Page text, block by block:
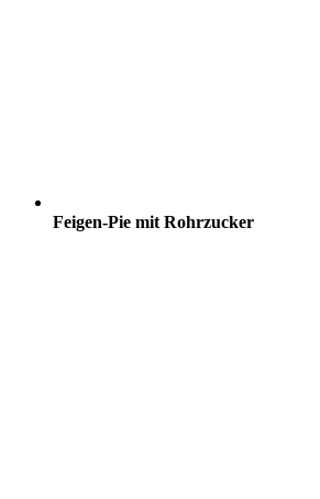
Feigen-Pie mit Rohrzucker